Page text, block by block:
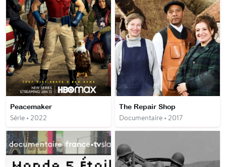
Peacemaker
Série • 2022
The Repair Shop
Documentaire • 2017